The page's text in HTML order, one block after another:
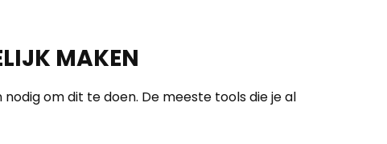
MAKEN
om dit te doen. De meeste tools die je al